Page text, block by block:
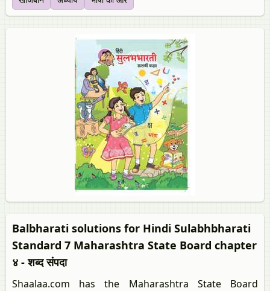
Balbharati solutions for Hindi Sulabhbharati
Standard 7 Maharashtra State Board chapter
४ - शब्द संपदा
Shaalaa.com has the Maharashtra State Board